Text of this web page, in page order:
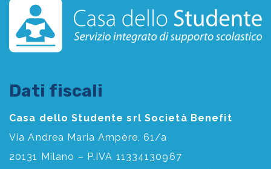
Dati fiscali
Casa dello Studente srl Società Benefit
Via Andrea Maria Ampère, 61/a
20131 Milano – P.IVA 11334130967